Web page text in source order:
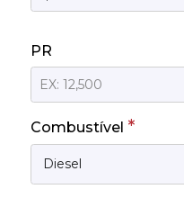
PR
Combustível *